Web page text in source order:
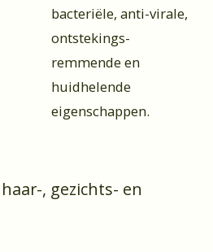
bacteriële, anti-virale,
ontstekings-
remmende en
huidhelende
eigenschappen.
, gezichts- en